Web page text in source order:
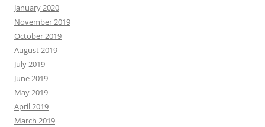
January 2020
November 2019
October 2019
August 2019
July 2019
June 2019
May 2019
April 2019
March 2019